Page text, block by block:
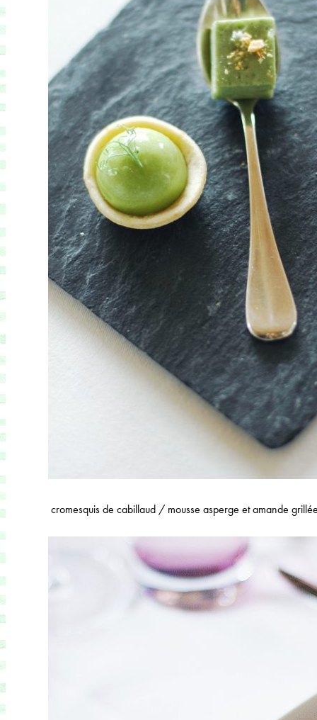
cromesquis de cabillaud / mousse asperge et amande